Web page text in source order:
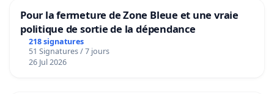
Pour la fermeture de Zone Bleue et une vraie
politique de sortie de la dépendance
218 signatures
51 Signatures / 7 jours
26 Jul 2026